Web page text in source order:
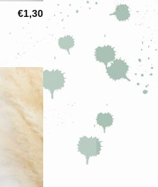
€1,30